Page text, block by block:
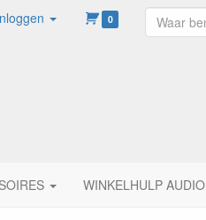
0
WINKELHULP AUDIO